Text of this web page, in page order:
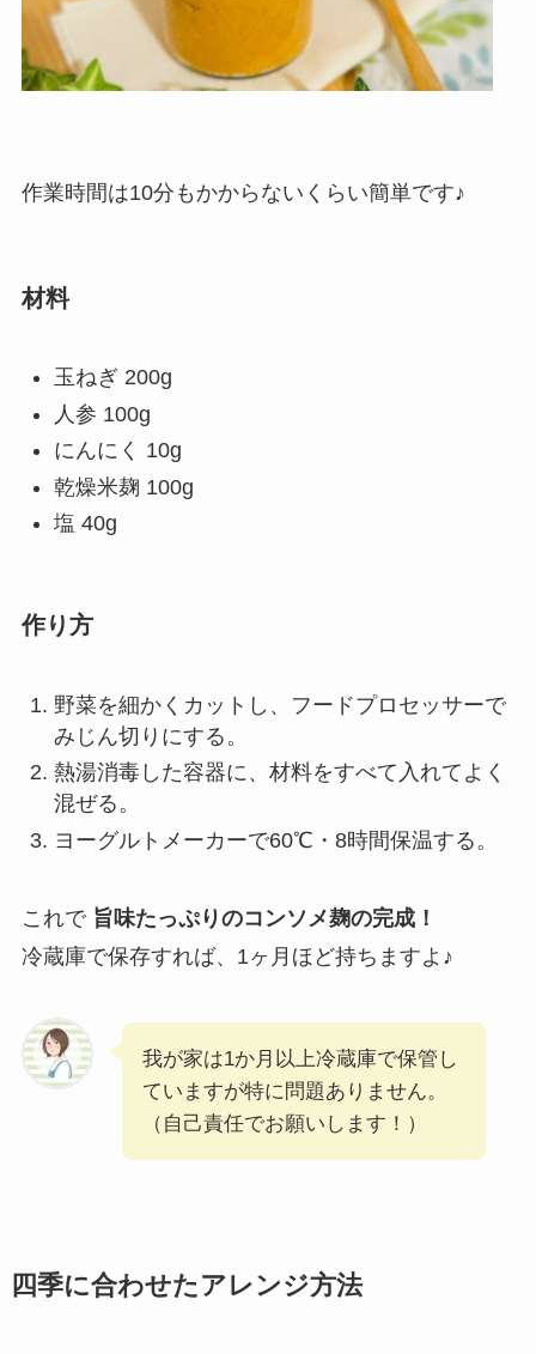
作業時間は10分もかからないくらい簡単です♪
材料
玉ねぎ 200g
人参 100g
にんにく 10g
乾燥米麹 100g
塩 40g
作り方
野菜を細かくカットし、フードプロセッサーで
みじん切りにする。
熱湯消毒した容器に、材料をすべて入れてよく
混ぜる。
ヨーグルトメーカーで60℃・8時間保温する。
これで 旨味たっぷりのコンソメ麹の完成！
冷蔵庫で保存すれば、1ヶ月ほど持ちますよ♪
我が家は1か月以上冷蔵庫で保管し
ていますが特に問題ありません。
（自己責任でお願いします！）
四季に合わせたアレンジ方法